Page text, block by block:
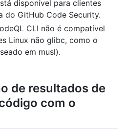
disponível para clientes
do GitHub Code Security.
CLI não é compatível
Linux não glibc, como o
em musl).
de resultados de
com o